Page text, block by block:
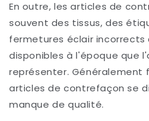
En outre, les articles de
souvent des tissus, des
fermetures éclair
disponibles à l'époque que
représenter. Généralement
articles de contrefaçon se
manque de qualité.